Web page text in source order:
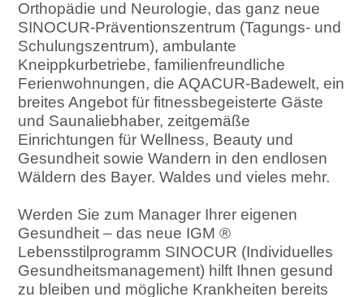
Orthopädie und Neurologie, das ganz neue
SINOCUR-Präventionszentrum (Tagungs- und
Schulungszentrum), ambulante
Kneippkurbetriebe, familienfreundliche
Ferienwohnungen, die AQACUR-Badewelt, ein
breites Angebot für fitnessbegeisterte Gäste
und Saunaliebhaber, zeitgemäße
Einrichtungen für Wellness, Beauty und
Gesundheit sowie Wandern in den endlosen
Wäldern des Bayer. Waldes und vieles mehr.
Werden Sie zum Manager Ihrer eigenen
Gesundheit – das neue IGM ®
Lebensstilprogramm SINOCUR (Individuelles
Gesundheitsmanagement) hilft Ihnen gesund
zu bleiben und mögliche Krankheiten bereits